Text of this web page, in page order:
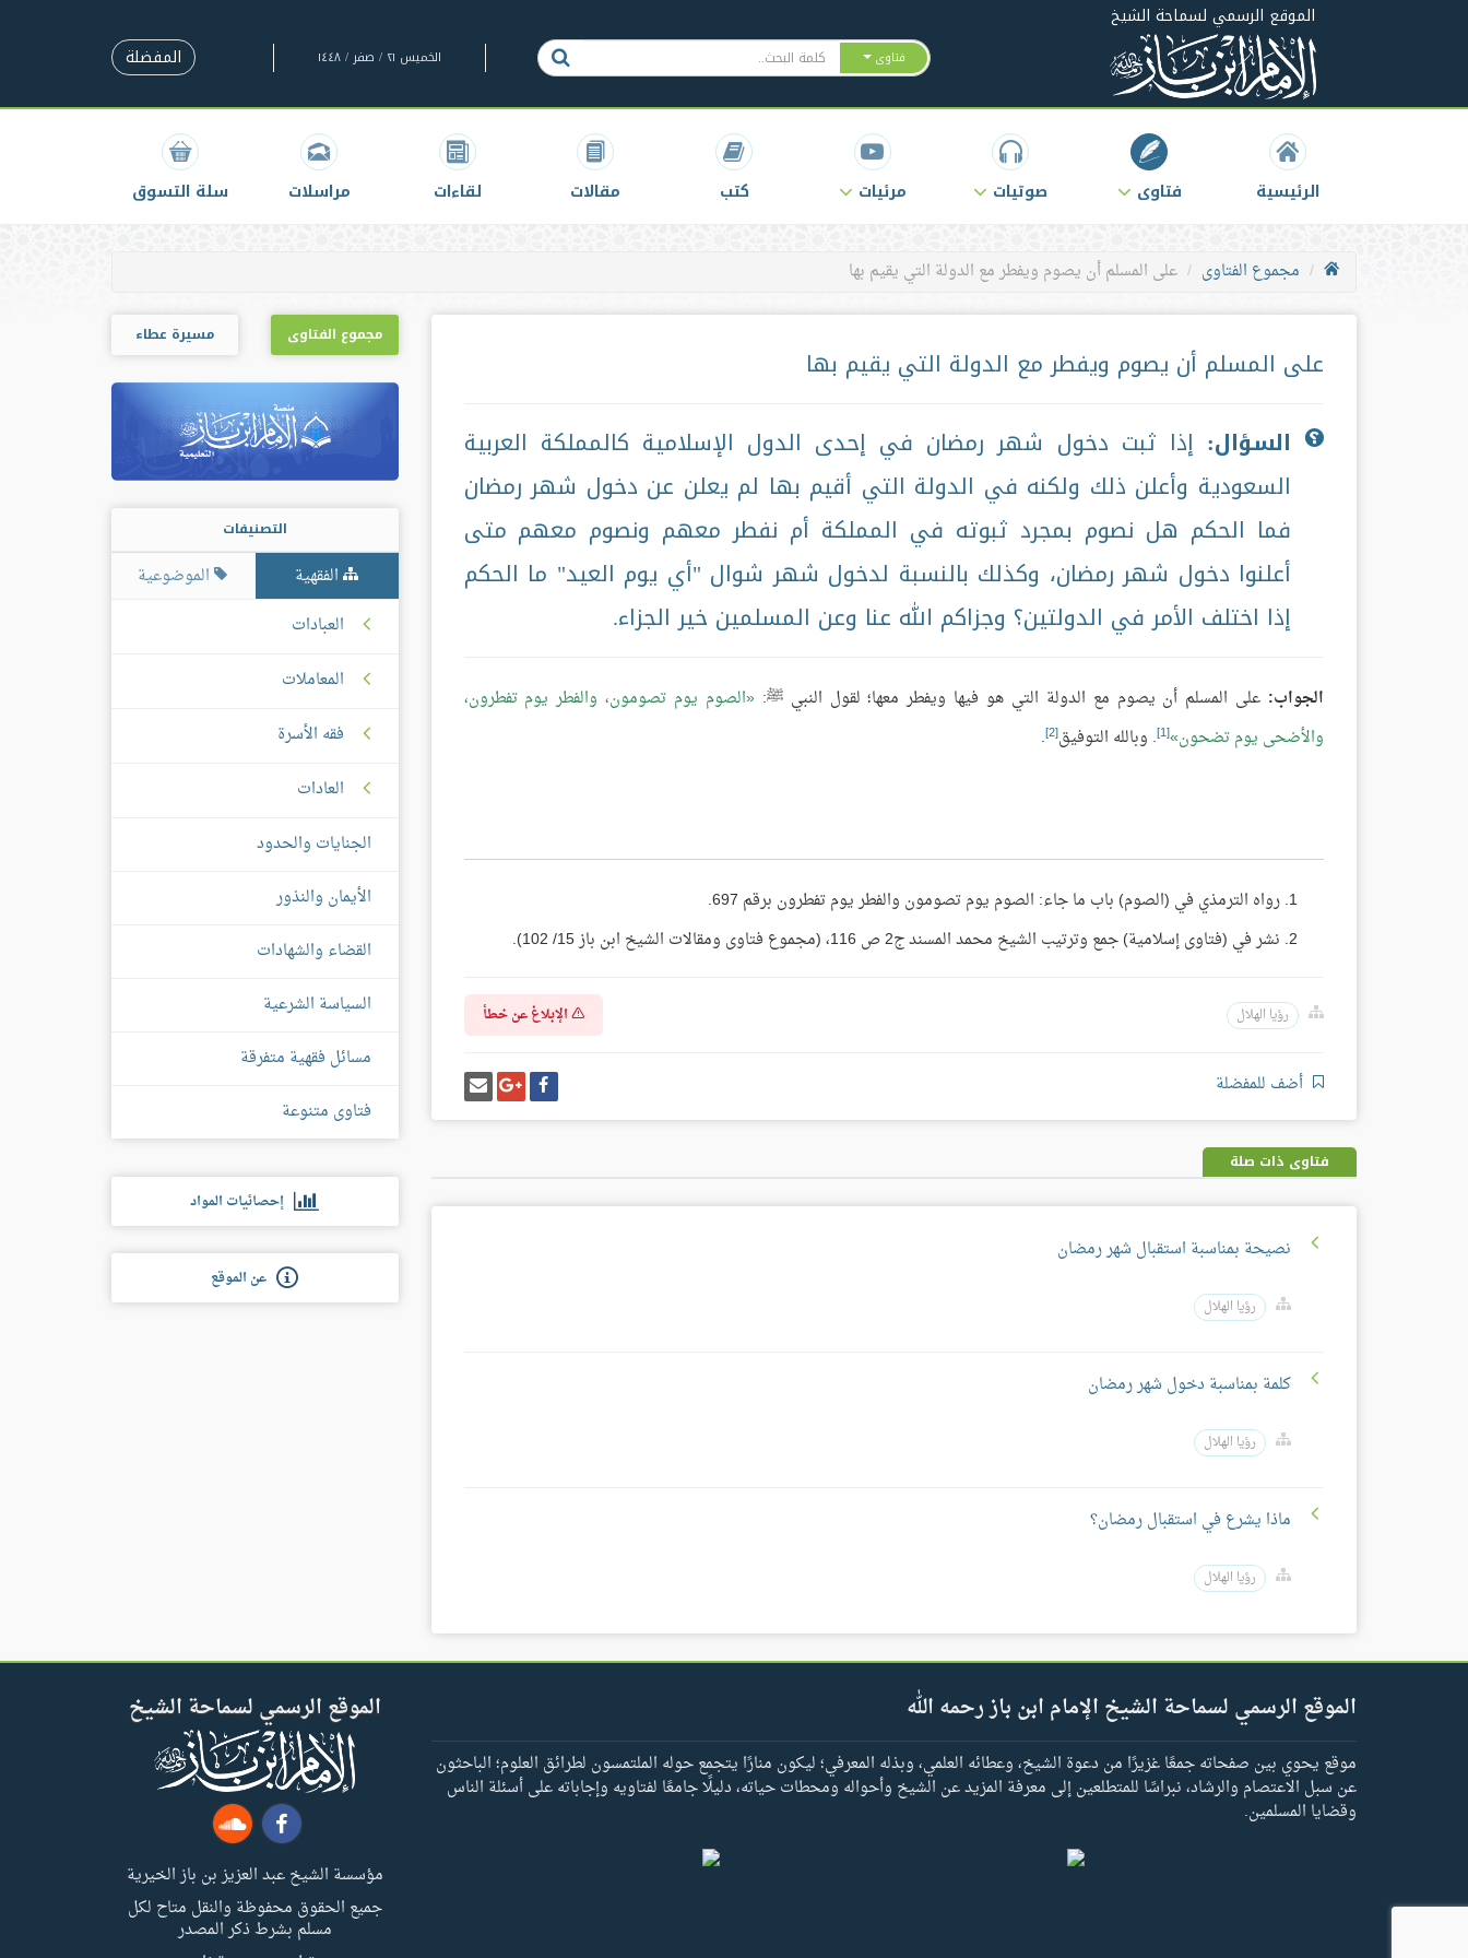
الموقع الرسمي لسماحة الشيخ
فتاوى الخميس ٢١ / صفر / ١٤٤٨ المفضلة
الرئيسية فتاوى صوتيات مرئيات كتب مقالات لقاءات مراسلات سلة التسوق
مجموع الفتاوى على المسلم أن يصوم ويفطر مع الدولة التي يقيم بها
على المسلم أن يصوم ويفطر مع الدولة التي يقيم بها
السؤال: إذا ثبت دخول شهر رمضان في إحدى الدول الإسلامية كالمملكة العربية
السعودية وأعلن ذلك ولكنه في الدولة التي أقيم بها لم يعلن عن دخول شهر رمضان
فما الحكم هل نصوم بمجرد ثبوته في المملكة أم نفطر معهم ونصوم معهم متى
أعلنوا دخول شهر رمضان، وكذلك بالنسبة لدخول شهر شوال "أي يوم العيد" ما الحكم
إذا اختلف الأمر في الدولتين؟ وجزاكم الله عنا وعن المسلمين خير الجزاء.
الجواب: على المسلم أن يصوم مع الدولة التي هو فيها ويفطر معها؛ لقول النبي ﷺ: الصوم يوم تصومون، والفطر يوم تفطرون،
والأضحى يوم تضحون [1] . وبالله التوفيق[2]
.
رواه الترمذي في (الصوم) باب ما جاء: الصوم يوم تصومون والفطر يوم تفطرون برقم 697.
نشر في (فتاوى إسلامية) جمع وترتيب الشيخ محمد المسند ج2 ص 116، (مجموع فتاوى ومقالات الشيخ ابن باز 15/ 102).
رؤيا الهلال الإبلاغ عن خطأ
أضف للمفضلة شارك
على
فيسبوك
شارك
على
غوغل
بلس
إرسل
إيميل
فتاوى ذات صلة
نصيحة بمناسبة استقبال شهر رمضان
رؤيا الهلال
كلمة بمناسبة دخول شهر رمضان
رؤيا الهلال
ماذا يشرع في استقبال رمضان؟​
رؤيا الهلال
مجموع الفتاوى مسيرة عطاء
التصنيفات
الفقهية
الموضوعية
العبادات
المعاملات
فقه الأسرة
العادات
الجنايات والحدود
الأيمان والنذور
القضاء والشهادات
السياسة الشرعية
مسائل فقهية متفرقة
فتاوى متنوعة
إحصائيات المواد
عن الموقع
الموقع الرسمي لسماحة الشيخ الإمام ابن باز رحمه الله
موقع يحوي بين صفحاته جمعًا غزيرًا من دعوة الشيخ، وعطائه العلمي، وبذله المعرفي؛ ليكون منارًا يتجمع حوله الملتمسون لطرائق العلوم؛ الباحثون
عن سبل الاعتصام والرشاد، نبراسًا للمتطلعين إلى معرفة المزيد عن الشيخ وأحواله ومحطات حياته، دليلًا جامعًا لفتاويه وإجاباته على أسئلة الناس
وقضايا المسلمين.
الموقع الرسمي لسماحة الشيخ
مؤسسة الشيخ عبد العزيز بن باز الخيرية
جميع الحقوق محفوظة والنقل متاح لكل
مسلم بشرط ذكر المصدر